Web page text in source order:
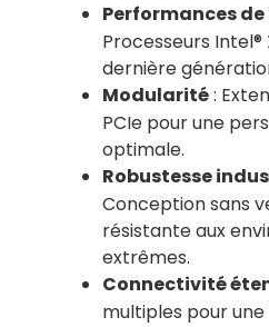
Performances
Processeurs
dernière
Modularité :
PCIe pour une
optimale.
Robustesse
Conception sans
résistante aux
extrêmes.
Connectivité
multiples pour